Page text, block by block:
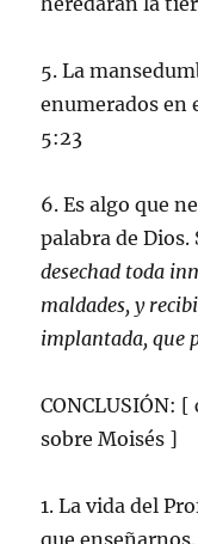
5. La
enumerados en
5:23
6. Es algo que
palabra de Dios.
desechad toda
maldades, y
implantada, que
CONCLUSIÓN:
sobre Moisés ]
1. La vida del
que